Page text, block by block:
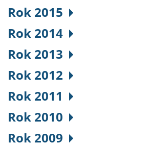
Rok 2015
Rok 2014
Rok 2013
Rok 2012
Rok 2011
Rok 2010
Rok 2009